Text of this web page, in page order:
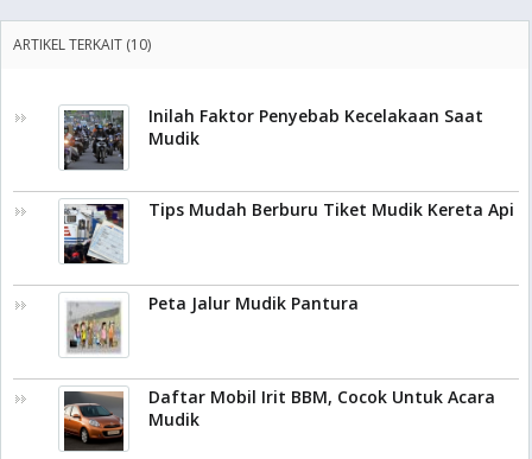
ARTIKEL TERKAIT (10)
Inilah Faktor Penyebab Kecelakaan Saat
Mudik
Tips Mudah Berburu Tiket Mudik Kereta Api
Peta Jalur Mudik Pantura
Daftar Mobil Irit BBM, Cocok Untuk Acara
Mudik